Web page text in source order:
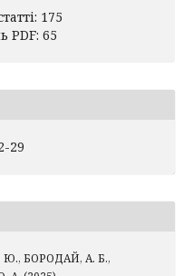
175
PDF: 65
29
БОРОДАЙ, А. Б.,